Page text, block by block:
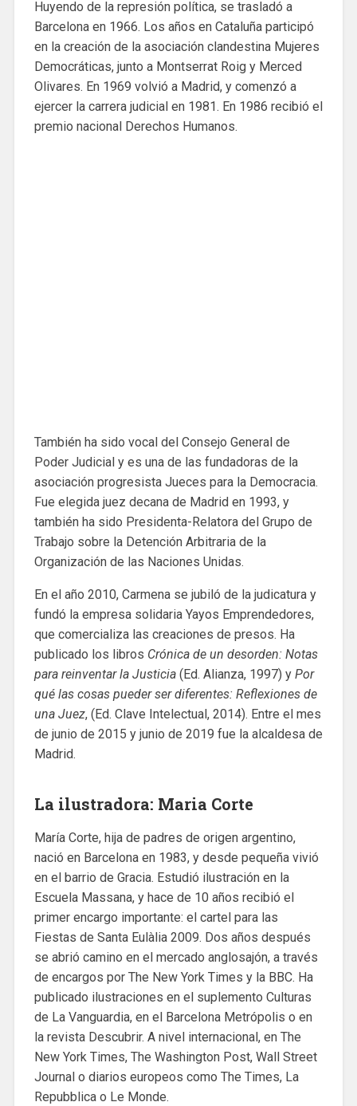
Huyendo de la represión política, se trasladó a
Barcelona en 1966. Los años en Cataluña participó
en la creación de la asociación clandestina Mujeres
Democráticas, junto a Montserrat Roig y Merced
Olivares. En 1969 volvió a Madrid, y comenzó a
ejercer la carrera judicial en 1981. En 1986 recibió el
premio nacional Derechos Humanos.
También ha sido vocal del Consejo General de
Poder Judicial y es una de las fundadoras de la
asociación progresista Jueces para la Democracia.
Fue elegida juez decana de Madrid en 1993, y
también ha sido Presidenta-Relatora del Grupo de
Trabajo sobre la Detención Arbitraria de la
Organización de las Naciones Unidas.
En el año 2010, Carmena se jubiló de la judicatura y
fundó la empresa solidaria Yayos Emprendedores,
que comercializa las creaciones de presos. Ha
publicado los libros Crónica de un desorden: Notas
para reinventar la Justicia(Ed. Alianza, 1997) y Por
qué las cosas pueder ser diferentes: Reflexiones de
una Juez, (Ed. Clave Intelectual, 2014). Entre el mes
de junio de 2015 y junio de 2019 fue la alcaldesa de
Madrid.
La ilustradora: Maria Corte
María Corte, hija de padres de origen argentino,
nació en Barcelona en 1983, y desde pequeña vivió
en el barrio de Gracia. Estudió ilustración en la
Escuela Massana, y hace de 10 años recibió el
primer encargo importante: el cartel para las
Fiestas de Santa Eulàlia 2009. Dos años después
se abrió camino en el mercado anglosajón, a través
de encargos por The New York Times y la BBC. Ha
publicado ilustraciones en el suplemento Culturas
de La Vanguardia, en el Barcelona Metrópolis o en
la revista Descubrir. A nivel internacional, en The
New York Times, The Washington Post, Wall Street
Journal o diarios europeos como The Times, La
Repubblica o Le Monde.